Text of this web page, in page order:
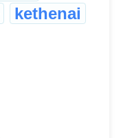
kethenai